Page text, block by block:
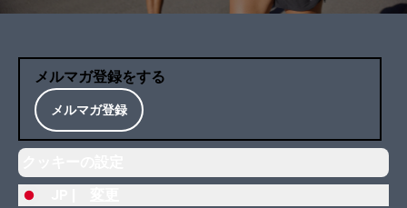
メルマガ登録をする
メルマガ登録